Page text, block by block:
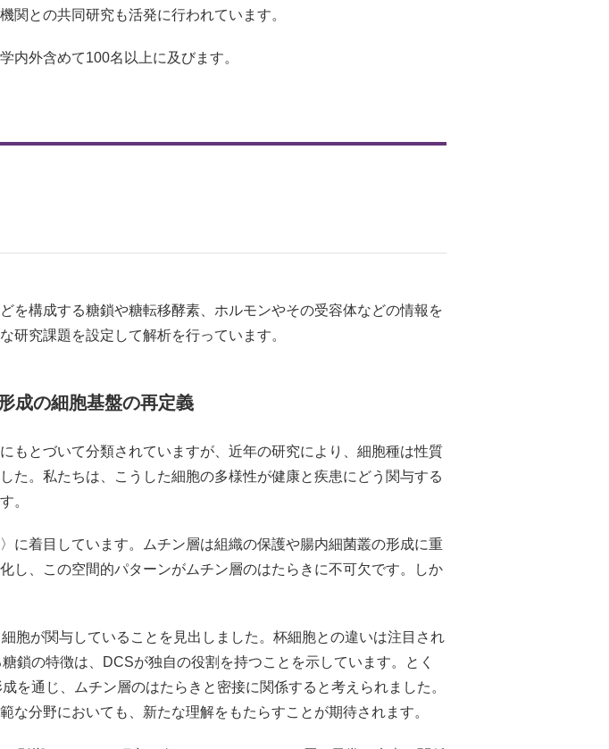
関との共同研究も活発に行われています。
内外含めて100名以上に及びます。
を構成する糖鎖や糖転移酵素、ホルモンやその受容体などの情報を
研究課題を設定して解析を行っています。
成の細胞基盤の再定義
もとづいて分類されていますが、近年の研究により、細胞種は性質
た。私たちは、こうした細胞の多様性が健康と疾患にどう関与する
。
に着目しています。ムチン層は組織の保護や腸内細菌叢の形成に重
し、この空間的パターンがムチン層のはたらきに不可欠です。しか
胞が関与していることを見出しました。杯細胞との違いは注目され
鎖の特徴は、DCSが独自の役割を持つことを示しています。とく
を通じ、ムチン層のはたらきと密接に関係すると考えられました。
分野においても、新たな理解をもたらすことが期待されます。